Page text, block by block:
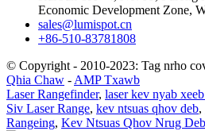
Economic Development Zone,
sales@lumispot.cn
+86-510-83781808
© Copyright - 2010-2023: Tag nrho
Qhia Chaw -AMP Txawb
Laser Rangefinder, laser kev nyab
Siv Laser Range, kev ntsuas qhov deb,
Rangeing, Kev Ntsuas Qhov Nrug Deb